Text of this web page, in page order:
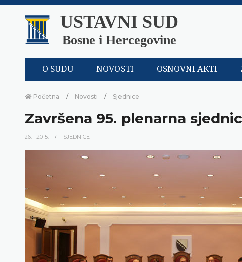
USTAVNI SUD
Bosne i Hercegovine
O SUDU NOVOSTI OSNOVNI AKTI
Početna Novosti Sjednice
Završena 95. plenarna
26.11.2015. SJEDNICE